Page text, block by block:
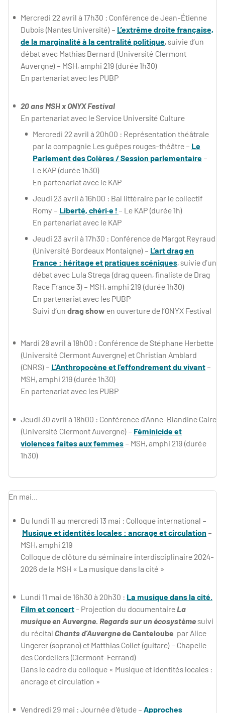
Mercredi 22 avril à 17h30 : Conférence de Jean-Étienne
Dubois (Nantes Université) – L’extrême droite française,
de la marginalité à la centralité politique, suivie d’un
débat avec Mathias Bernard (Université Clermont
Auvergne) – MSH, amphi 219 (durée 1h30)
En partenariat avec les PUBP
20 ans MSH x ONYX Festival
En partenariat avec le Service Université Culture
Mercredi 22 avril à 20h00 : Représentation théâtrale
par la compagnie Les guêpes rouges-théâtre – Le
Parlement des Colères / Session parlementaire –
Le KAP (durée 1h30)
En partenariat avec le KAP
Jeudi 23 avril à 16h00 : Bal littéraire par le collectif
Romy – Liberté, chéri·e ! – Le KAP (durée 1h)
En partenariat avec le KAP
Jeudi 23 avril à 17h30 : Conférence de Margot Reyraud
(Université Bordeaux Montaigne) – L’art drag en
France : héritage et pratiques scéniques, suivie d’un
débat avec Lula Strega (drag queen, finaliste de Drag
Race France 3) – MSH, amphi 219 (durée 1h30)
En partenariat avec les PUBP
Suivi d’un drag show en ouverture de l’ONYX Festival
Mardi 28 avril à 18h00 : Conférence de Stéphane Herbette
(Université Clermont Auvergne) et Christian Amblard
(CNRS) – L’Anthropocène et l’effondrement du vivant –
MSH, amphi 219 (durée 1h30)
En partenariat avec les PUBP
Jeudi 30 avril à 18h00 : Conférence d’Anne-Blandine Caire
(Université Clermont Auvergne) – Féminicide et
violences faites aux femmes – MSH, amphi 219 (durée
1h30)
En mai...
Du lundi 11 au mercredi 13 mai : Colloque international –
Musique et identités locales : ancrage et circulation –
MSH, amphi 219
Colloque de clôture du séminaire interdisciplinaire 2024-
2026 de la MSH « La musique dans la cité »
Lundi 11 mai de 16h30 à 20h30 : La musique dans la cité.
Film et concert - Projection du documentaire La
musique en Auvergne. Regards sur un écosystèmesuivi
du récital Chants d’Auvergnede Canteloube par Alice
Ungerer (soprano) et Matthias Collet (guitare) – Chapelle
des Cordeliers (Clermont-Ferrand)
Dans le cadre du colloque « Musique et identités locales :
ancrage et circulation »
Vendredi 29 mai : Journée d'étude – Approches